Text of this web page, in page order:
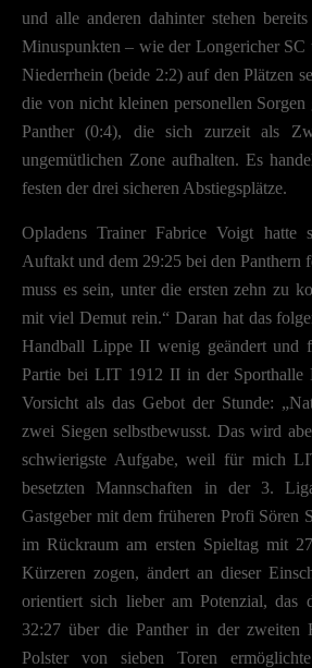
und alle anderen dahinter stehen
Minuspunkten – wie der Longericher
Niederrhein (beide 2:2) auf den Plätzen
die von nicht kleinen personellen Sorgen
Panther (0:4), die sich zurzeit als
ungemütlichen Zone aufhalten. Es
festen der drei sicheren Abstiegsplätze.
Opladens Trainer Fabrice Voigt hatte
Auftakt und dem 29:25 bei den Panthern
muss es sein, unter die ersten zehn zu
mit viel Demut rein.“ Daran hat das
Handball Lippe II wenig geändert und
Partie bei LIT 1912 II in der Sporthalle
Vorsicht als das Gebot der Stunde:
zwei Siegen selbstbewusst. Das wird
schwierigste Aufgabe, weil für mich
besetzten Mannschaften in der 3.
Gastgeber mit dem früheren Profi Sören
im Rückraum am ersten Spieltag mit
Kürzeren zogen, ändert an dieser
orientiert sich lieber am Potenzial, das
32:27 über die Panther in der zweiten
Polster von sieben Toren